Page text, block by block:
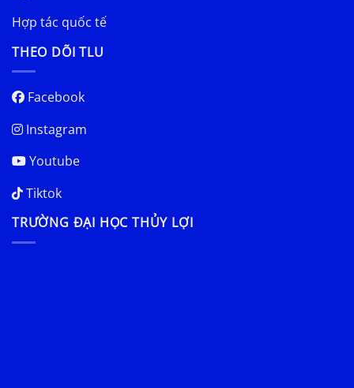
Hợp tác quốc tế
THEO DÕI TLU
Facebook
Instagram
Youtube
Tiktok
TRƯỜNG ĐẠI HỌC THỦY LỢI